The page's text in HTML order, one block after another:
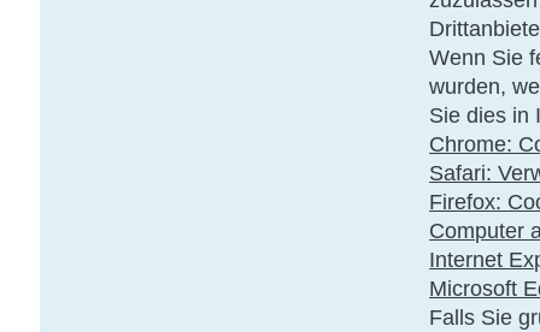
Wenn Sie
wurden,
Sie dies in
Chrome:
Safari:
Firefox:
Computer
Internet
Microsoft
Falls Sie